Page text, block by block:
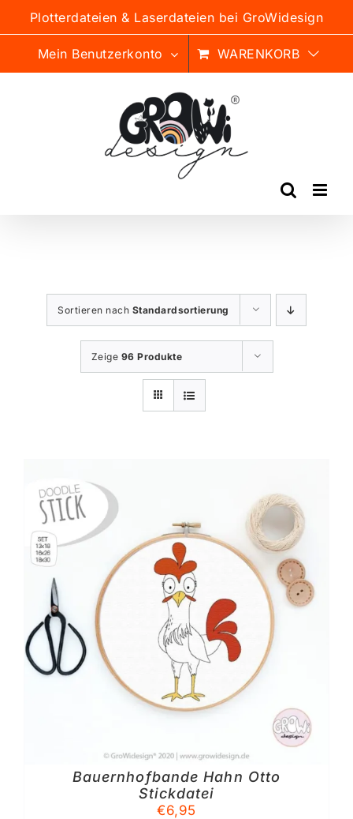
Inhalt
Plotterdateien & Laserdateien bei GroWidesign
Mein Benutzerkonto WARENKORB
Sortieren nach Standardsortierung
Zeige 96 Produkte
Bauernhofbande Hahn Otto
Stickdatei
€6,95